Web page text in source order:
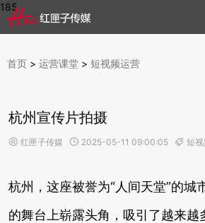
185
首页 > 运营课堂 > 短视频运营
杭州宣传片拍摄
 红匣子传媒  2025-05-11 09:00:05  短
杭州，这座被誉为“人间天堂”的城
的舞台上崭露头角，吸引了越来越